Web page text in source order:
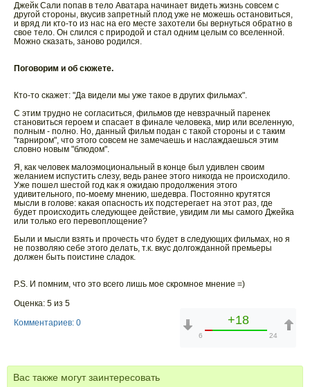
Джейк Сали попав в тело Аватара начинает видеть жизнь совсем с
другой стороны, вкусив запретный плод уже не можешь остановиться,
и вряд ли кто-то из нас на его месте захотели бы вернуться обратно в
свое тело. Он слился с природой и стал одним целым со вселенной.
Можно сказать, заново родился.
Поговорим и об сюжете.
Кто-то скажет: "Да видели мы уже такое в других фильмах".
С этим трудно не согласиться, фильмов где невзрачный паренек
становиться героем и спасает в финале человека, мир или вселенную,
полным - полно. Но, данный фильм подан с такой стороны и с таким
"гарниром", что этого совсем не замечаешь и наслаждаешься этим
словно новым "блюдом".
Я, как человек малоэмоциональный в конце был удивлен своим
желанием испустить слезу, ведь ранее этого никогда не происходило.
Уже пошел шестой год как я ожидаю продолжения этого
удивительного, по-моему мнению, шедевра. Постоянно крутятся
мысли в голове: какая опасность их подстерегает на этот раз, где
будет происходить следующее действие, увидим ли мы самого Джейка
или только его перевоплощение?
Были и мысли взять и прочесть что будет в следующих фильмах, но я
не позволяю себе этого делать, т.к. вкус долгожданной премьеры
должен быть поистине сладок.
P.S. И помним, что это всего лишь мое скромное мнение =)
Оценка: 5 из 5
Комментариев: 0
+18
6 24
Вас также могут заинтересовать